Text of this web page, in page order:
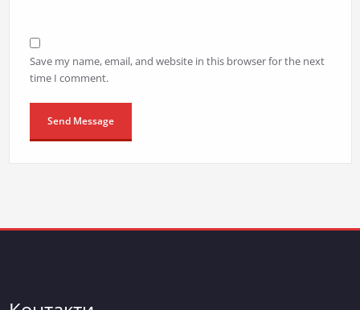
Save my name, email, and website in this browser for the next
time I comment.